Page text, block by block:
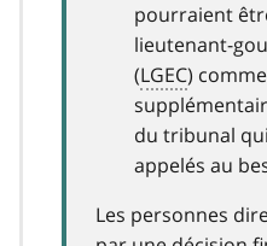
pourraient
lieutenant-
(LGEC)
du tribunal
appelés au
Les personnes